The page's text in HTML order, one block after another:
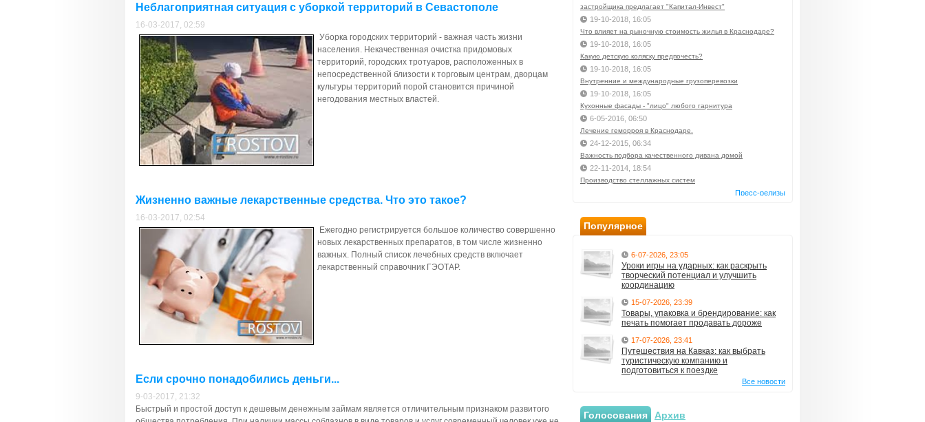
Неблагоприятная ситуация с уборкой территорий в Севастополе
16-03-2017, 02:59
Уборка городских территорий - важная часть жизни
населения. Некачественная очистка придомовых
территорий, городских тротуаров, расположенных в
непосредственной близости к торговым центрам, дворцам
культуры территорий порой становится причиной
негодования местных властей.
Жизненно важные лекарственные средства. Что это такое?
16-03-2017, 02:54
Ежегодно регистрируется большое количество совершенно
новых лекарственных препаратов, в том числе жизненно
важных. Полный список лечебных средств включает
лекарственный справочник ГЭОТАР.
Если срочно понадобились деньги...
9-03-2017, 21:32
Быстрый и простой доступ к дешевым денежным займам является отличительным признаком развитого
застройщика предлагает "Капитал-Инвест"
19-10-2018, 16:05
Что влияет на рыночную стоимость жилья в Краснодаре?
19-10-2018, 16:05
Какую детскую коляску предпочесть?
19-10-2018, 16:05
Внутренние и международные грузоперевозки
19-10-2018, 16:05
Кухонные фасады - "лицо" любого гарнитура
6-05-2016, 06:50
Лечение геморроя в Краснодаре.
24-12-2015, 06:34
Важность подбора качественного дивана домой
22-11-2014, 18:54
Производство стеллажных систем
Пресс-релизы
Популярное
6-07-2026, 23:05
Уроки игры на ударных: как раскрыть
творческий потенциал и улучшить
координацию
15-07-2026, 23:39
Товары, упаковка и брендирование: как
печать помогает продавать дороже
17-07-2026, 23:41
Путешествия на Кавказ: как выбрать
туристическую компанию и
подготовиться к поездке
Все новости
Голосования Архив